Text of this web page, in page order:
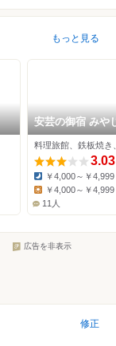
もっと見る
安芸の御宿 みや
庵 廣島
料理旅館、鉄板焼き
3.03
Dinner:
￥4,000～￥4,999
Lunch:
￥4,000～￥4,999
11人
広告を非表示
修正